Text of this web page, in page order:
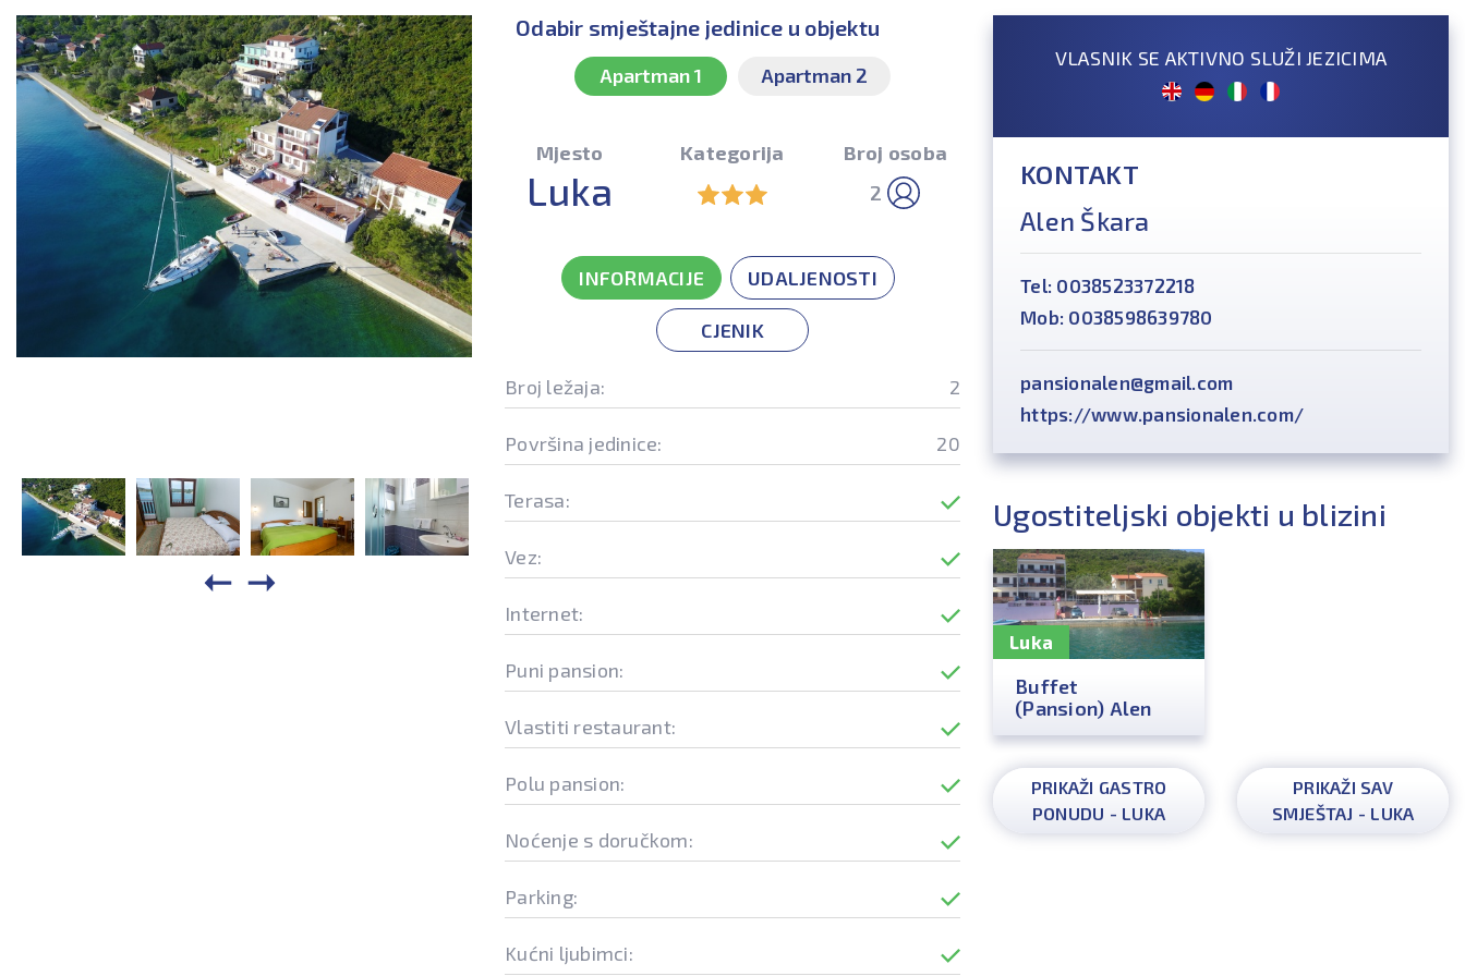
Odabir smještajne jedinice u objektu
Apartman 1 Apartman 2
Mjesto
Luka
Kategorija
Broj osoba
2
INFORMACIJE UDALJENOSTI
CJENIK
Broj ležaja: 2
Površina jedinice: 20
Terasa:
Vez:
Internet:
Puni pansion:
Vlastiti restaurant:
Polu pansion:
Noćenje s doručkom:
Parking:
Kućni ljubimci:
VLASNIK SE AKTIVNO SLUŽI JEZICIMA
KONTAKT
Alen Škara
Tel: 0038523372218
Mob: 0038598639780
pansionalen@gmail.com
https://www.pansionalen.com/
Ugostiteljski objekti u blizini
Luka
Buffet
(Pansion) Alen
PRIKAŽI GASTRO
PONUDU - LUKA
PRIKAŽI SAV
SMJEŠTAJ - LUKA